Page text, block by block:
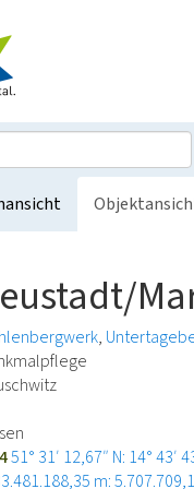
51° 31′ 12,67″ N: 14° 43′
m: